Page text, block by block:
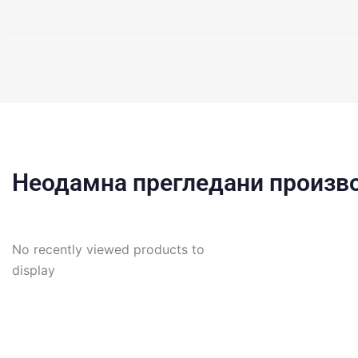
Неодамна прегледани
No recently viewed products to
display